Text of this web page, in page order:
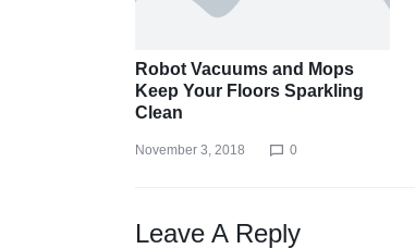
Robot Vacuums and Mops
Keep Your Floors Sparkling
Clean
November 3, 2018 0
Leave A Reply